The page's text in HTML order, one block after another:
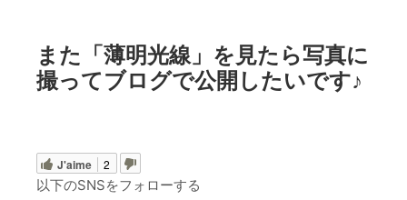
また「薄明光線」を見たら写真に
撮ってブログで公開したいです♪
J'aime 2
以下のSNSをフォローする